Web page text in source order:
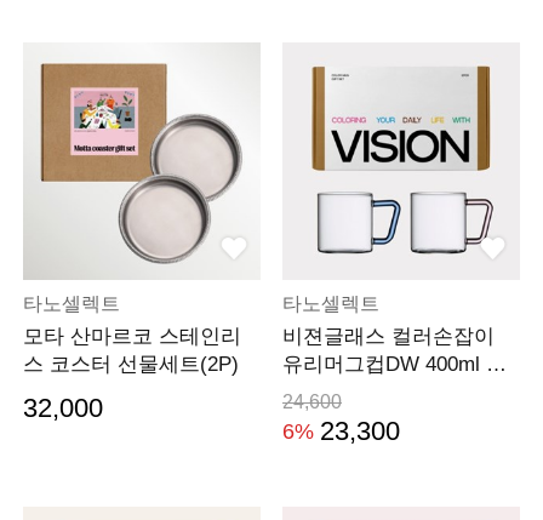
타노셀렉트
모타 산마르코 스테인리
스 코스터 선물세트(2P)
32,000
타노셀렉트
비젼글래스 컬러손잡이
유리머그컵DW 400ml 선
물세트(2P)
24,600
6% 23,300